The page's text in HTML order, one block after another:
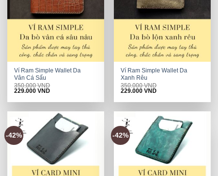
Ví Ram Simple Wallet Da
Vân Cá Sấu
350.000VND
Original
was:
229.000VNDCurrent
is:
Ví Ram Simple Wallet Da
Xanh Rêu
350.000VND
Original
was:
229.000VNDCurrent
is:
-42% -42%